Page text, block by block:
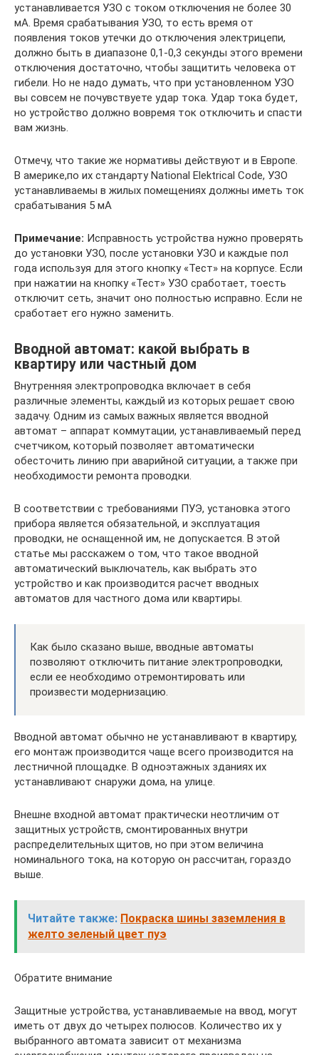
устанавливается УЗО с током отключения не более 30
мА. Время срабатывания УЗО, то есть время от
появления токов утечки до отключения электрицепи,
должно быть в диапазоне 0,1-0,3 секунды этого времени
отключения достаточно, чтобы защитить человека от
гибели. Но не надо думать, что при установленном УЗО
вы совсем не почувствуете удар тока. Удар тока будет,
но устройство должно вовремя ток отключить и спасти
вам жизнь.
Отмечу, что такие же нормативы действуют и в Европе.
В америке,по их стандарту National Elektrical Code, УЗО
устанавливаемы в жилых помещениях должны иметь ток
срабатывания 5 мА
Примечание: Исправность устройства нужно проверять
до установки УЗО, после установки УЗО и каждые пол
года используя для этого кнопку «Тест» на корпусе. Если
при нажатии на кнопку «Тест» УЗО сработает, тоесть
отключит сеть, значит оно полностью исправно. Если не
сработает его нужно заменить.
Вводной автомат: какой выбрать в
квартиру или частный дом
Внутренняя электропроводка включает в себя
различные элементы, каждый из которых решает свою
задачу. Одним из самых важных является вводной
автомат – аппарат коммутации, устанавливаемый перед
счетчиком, который позволяет автоматически
обесточить линию при аварийной ситуации, а также при
необходимости ремонта проводки.
В соответствии с требованиями ПУЭ, установка этого
прибора является обязательной, и эксплуатация
проводки, не оснащенной им, не допускается. В этой
статье мы расскажем о том, что такое вводной
автоматический выключатель, как выбрать это
устройство и как производится расчет вводных
автоматов для частного дома или квартиры.
Как было сказано выше, вводные автоматы
позволяют отключить питание электропроводки,
если ее необходимо отремонтировать или
произвести модернизацию.
Вводной автомат обычно не устанавливают в квартиру,
его монтаж производится чаще всего производится на
лестничной площадке. В одноэтажных зданиях их
устанавливают снаружи дома, на улице.
Внешне входной автомат практически неотличим от
защитных устройств, смонтированных внутри
распределительных щитов, но при этом величина
номинального тока, на которую он рассчитан, гораздо
выше.
Читайте также: Покраска шины заземления в
желто зеленый цвет пуэ
Обратите внимание
Защитные устройства, устанавливаемые на ввод, могут
иметь от двух до четырех полюсов. Количество их у
выбранного автомата зависит от механизма